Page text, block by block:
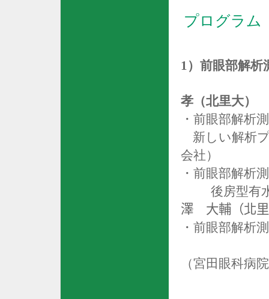
プログラム
1） 前眼部解析
孝（北里大）
・前眼部解析
新しい解析
会社）
・前眼部解析
後房型有水
澤 大輔（北
・前眼部解析
（宮田 眼科病